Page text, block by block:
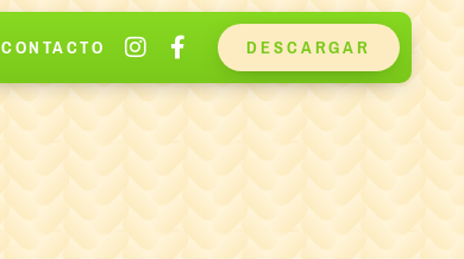
CONTACTO DESCARGAR